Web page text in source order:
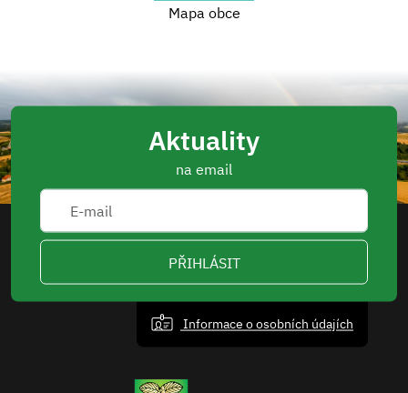
Mapa obce
Aktuality
na email
PŘIHLÁSIT
Informace o osobních údajích